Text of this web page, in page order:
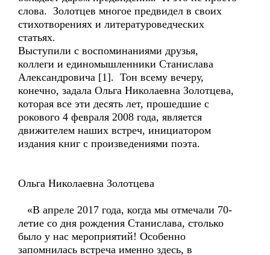
слова. Золотцев многое предвидел в своих
стихотворениях и литературоведческих
статьях.
Выступили с воспоминаниями друзья,
коллеги и единомышленники Станислава
Александровича [1]. Тон всему вечеру,
конечно, задала Ольга Николаевна Золотцева,
которая все эти десять лет, прошедшие с
рокового 4 февраля 2008 года, является
движителем наших встреч, инициатором
издания книг с произведениями поэта.
Ольга Николаевна Золотцева
«В апреле 2017 года, когда мы отмечали 70-
летие со дня рождения Станислава, столько
было у нас мероприятий! Особенно
запомнилась встреча именно здесь, в